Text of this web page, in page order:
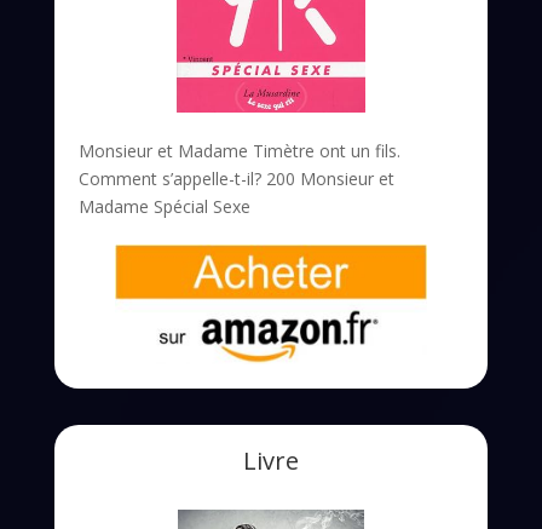
Monsieur et Madame Timètre ont un fils.
Comment s’appelle-t-il? 200 Monsieur et
Madame Spécial Sexe
Livre